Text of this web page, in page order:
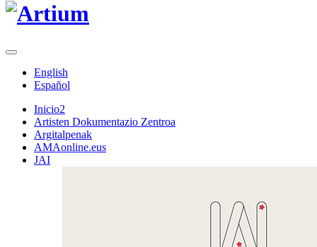
English
Español
Inicio2
Artisten Dokumentazio Zentroa
Argitalpenak
AMAonline.eus
JAI